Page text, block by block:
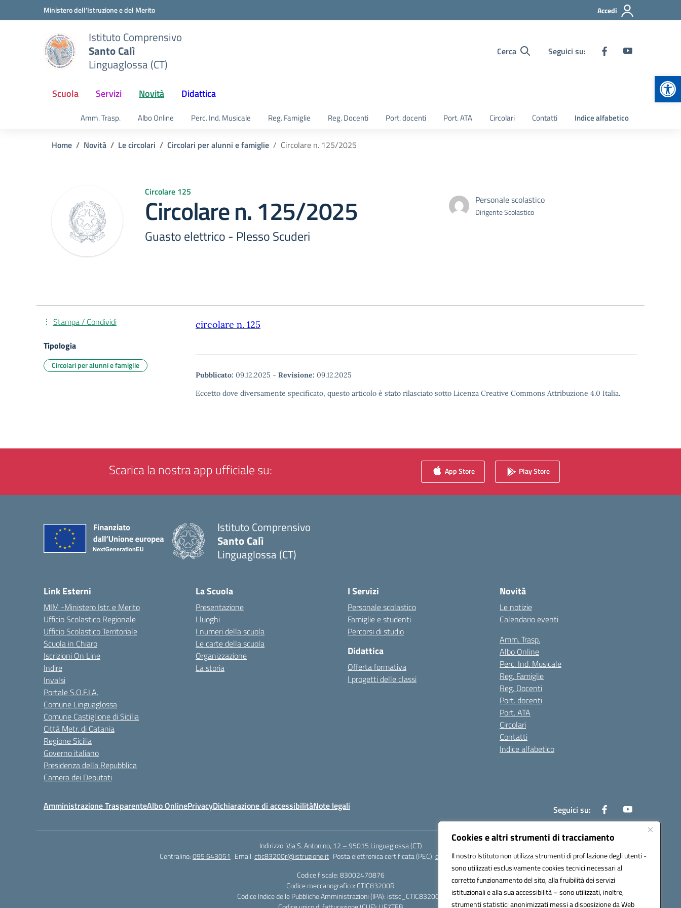
Cookies e altri strumenti di tracciamento
Il nostro Istituto non utilizza strumenti di profilazione degli utenti -
sono utilizzati esclusivamente cookies tecnici necessari al
corretto funzionamento del sito, alla fruibilità dei servizi
istituzionali e alla sua accessibilità – sono utilizzati, inoltre,
strumenti statistici anonimizzati messi a disposizione da Web
Vai ai contenuti
Vai al menu di navigazioneMinistero dell'Istruzione e del Merito Accedi
Istituto Comprensivo
Santo Calì
Linguaglossa (CT)
Cerca Seguici su:
Scuola Servizi Novità Didattica
Amm. Trasp. Albo Online Perc. Ind. Musicale Reg. Famiglie Reg. Docenti Port. docenti Port. ATA Circolari Contatti Indice alfabetico
Home Novità Le circolari Circolari per alunni e famiglie Circolare n. 125/2025
Circolare 125
Circolare n. 125/2025
Guasto elettrico - Plesso Scuderi
Personale scolastico
Dirigente Scolastico
circolare n. 125
Pubblicato: 09.12.2025 - Revisione: 09.12.2025
Eccetto dove diversamente specificato, questo articolo è stato rilasciato sotto Licenza Creative Commons Attribuzione 4.0 Italia.
Stampa / Condividi
Tipologia
Circolari per alunni e famiglie
Scarica la nostra app ufficiale su: App Store Play Store
Istituto Comprensivo
Santo Calì
Linguaglossa (CT)
Link Esterni
MIM -Ministero Istr. e Merito
Ufficio Scolastico Regionale
Ufficio Scolastico Territoriale
Scuola in Chiaro
Iscrizioni On Line
Indire
Invalsi
Portale S.O.F.I.A.
Comune Linguaglossa
Comune Castiglione di Sicilia
Città Metr. di Catania
Regione Sicilia
Governo italiano
Presidenza della Repubblica
Camera dei Deputati
La Scuola
Presentazione
I luoghi
I numeri della scuola
Le carte della scuola
Organizzazione
La storia
I Servizi
Personale scolastico
Famiglie e studenti
Percorsi di studio
Didattica
Offerta formativa
I progetti delle classi
Novità
Le notizie
Calendario eventi
Amm. Trasp.
Albo Online
Perc. Ind. Musicale
Reg. Famiglie
Reg. Docenti
Port. docenti
Port. ATA
Circolari
Contatti
Indice alfabetico
Amministrazione TrasparenteAlbo OnlinePrivacyDichiarazione di accessibilitàNote legali Seguici su:
Indirizzo:Via S. Antonino, 12 – 95015 Linguaglossa (CT)
Centralino:095 643051 Email:ctic83200r@istruzione.it Posta elettronica certificata (PEC):ctic83200r@pec.istruzione.it
Codice fiscale: 83002470876
Codice meccanografico: CTIC83200R
Codice Indice delle Pubbliche Amministrazioni (IPA): istsc_CTIC83200R